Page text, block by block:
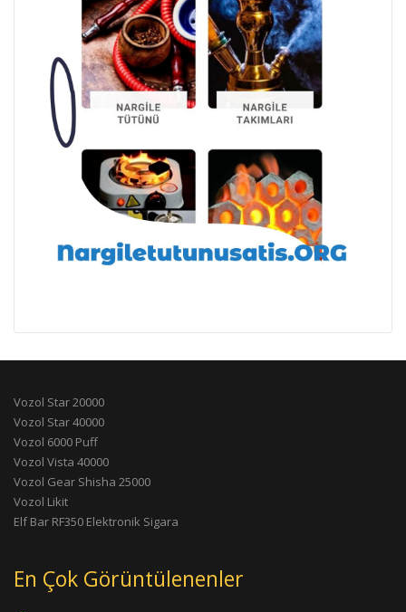
Vozol Star 20000
Vozol Star 40000
Vozol 6000 Puff
Vozol Vista 40000
Vozol Gear Shisha 25000
Vozol Likit
Elf Bar RF350 Elektronik Sigara
En Çok Görüntülenenler